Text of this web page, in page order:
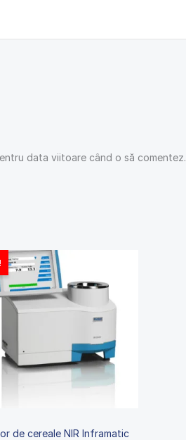
data viitoare când o să comentez.
de cereale NIR Inframatic